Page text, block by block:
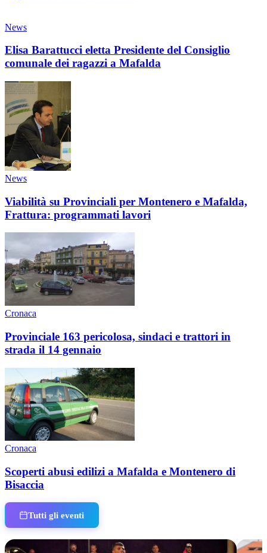
News
Elisa Barattucci eletta Presidente del Consiglio
comunale dei ragazzi a Mafalda
News
Viabilità su Provinciali per Montenero e Mafalda,
Frattura: programmati lavori
Cronaca
Provinciale 163 pericolosa, sindaci e trattori in
strada il 14 gennaio
Cronaca
Scoperti abusi edilizi a Mafalda e Montenero di
Bisaccia
Tutti gli eventi